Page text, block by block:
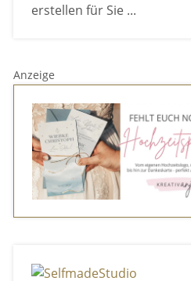
erstellen für Sie ...
Anzeige